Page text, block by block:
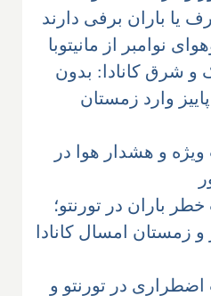
نوامبر از مانیتوبا
و شرق کانادا: بدون
وارد زمستان
و هشدار هوا در
باران در تورنتو؛
و زمستان امسال کانادا
اضطراری در تورنتو و